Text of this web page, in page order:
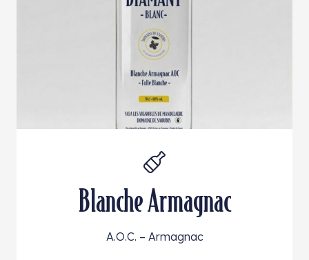
Blanche Armagnac
A.O.C. – Armagnac